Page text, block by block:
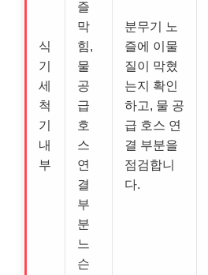
식
기
세
척
기
내
부
즐
막
힘,
물
공
급
호
스
연
결
부
분
느
슨
분무기 노
즐에 이물
질이 막혔
는지 확인
하고, 물 공
급 호스 연
결 부분을
점검합니
다.